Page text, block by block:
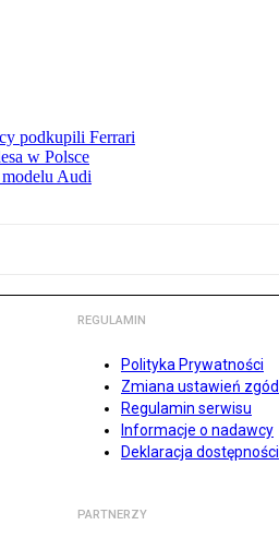
podkupili Ferrari
w Polsce
Audi
REGULAMIN
Polityka Prywatności
Zmiana ustawień zgód
Regulamin serwisu
Informacje o nadawcy
Deklaracja dostępności
PARTNERZY